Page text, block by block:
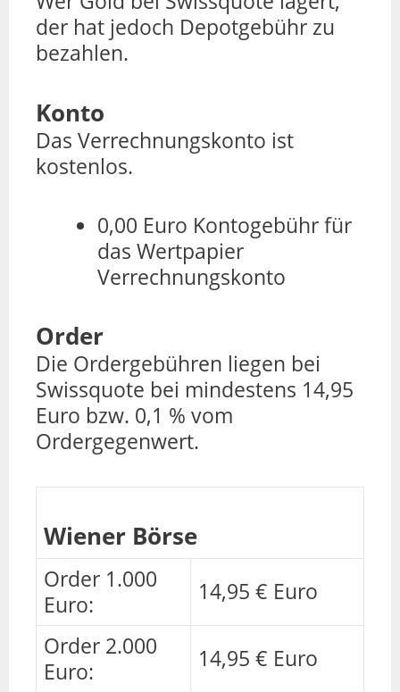
der hat jedoch Depotgebühr zu
bezahlen.
Konto
Das Verrechnungskonto ist
kostenlos.
0,00 Euro Kontogebühr für
das Wertpapier
Verrechnungskonto
Order
Die Ordergebühren liegen bei
Swissquote bei mindestens 14,95
Euro bzw. 0,1 % vom
Ordergegenwert.
Wiener Börse
Order 1.000
Euro:
14,95 € Euro
Order 2.000
Euro:
14,95 € Euro